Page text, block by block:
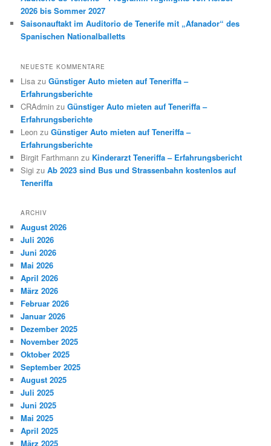
2026 bis Sommer 2027
Saisonauftakt im Auditorio de Tenerife mit „Afanador“ des
Spanischen Nationalballetts
NEUESTE KOMMENTARE
Lisa zuGünstiger Auto mieten auf Teneriffa –
Erfahrungsberichte
CRAdmin zuGünstiger Auto mieten auf Teneriffa –
Erfahrungsberichte
Leon zuGünstiger Auto mieten auf Teneriffa –
Erfahrungsberichte
Birgit Farthmann zu Kinderarzt Teneriffa – Erfahrungsbericht
Sigi zuAb 2023 sind Bus und Strassenbahn kostenlos auf
Teneriffa
ARCHIV
August 2026
Juli 2026
Juni 2026
Mai 2026
April 2026
März 2026
Februar 2026
Januar 2026
Dezember 2025
November 2025
Oktober 2025
September 2025
August 2025
Juli 2025
Juni 2025
Mai 2025
April 2025
März 2025